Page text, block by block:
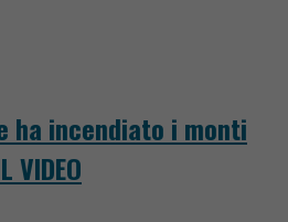
ha incendiato i monti
VIDEO